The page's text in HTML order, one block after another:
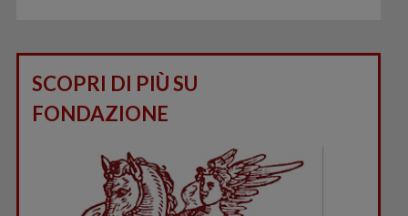
SCOPRI DI PIÙ SU
FONDAZIONE